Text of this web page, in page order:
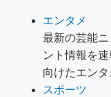
エンタメ
最新の芸能
ント情報を
向けたエン
スポーツ